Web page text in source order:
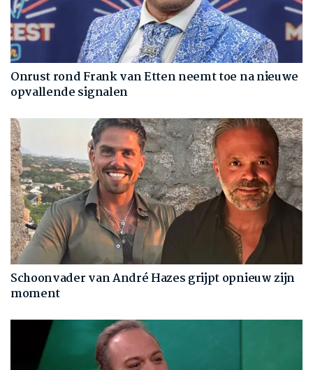
Onrust rond Frank van Etten neemt toe na nieuwe
opvallende signalen
Schoonvader van André Hazes grijpt opnieuw zijn
moment